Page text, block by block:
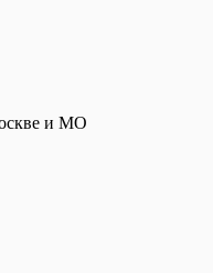
и МО